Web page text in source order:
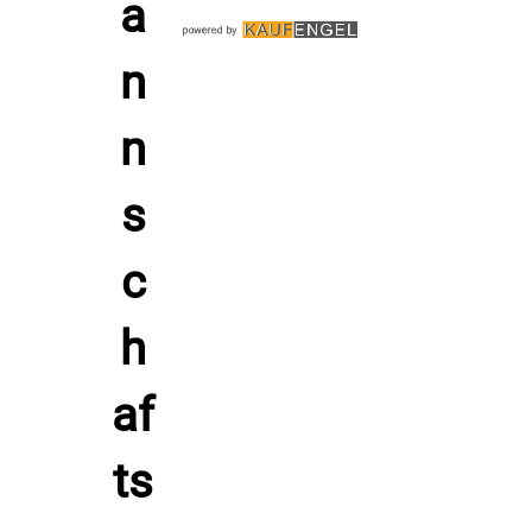
Ausstattung: Seitentaschen
Bündchen: breiter, gerippter Armbund und Hüftbund
Design: rot/weiß, mit ACERBIS Emblem und Logo
Richtwerte Junior:
4XS = 120–132 cm
2XS = 145–155 cm
Farbvarianten: mehrere verfügbar
Ergänzung: passende Trainingshose „Celestial“
Unterschied von Polyester Tricot zu anderen Materialien
Setze auf Polyester Tricot für Fußball, weil das Material